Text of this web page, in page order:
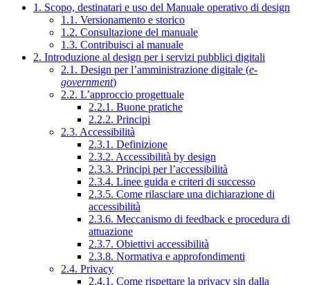
1. Scopo, destinatari e uso del Manuale operativo di design
1.1. Versionamento e storico
1.2. Consultazione del manuale
1.3. Contribuisci al manuale
2. Introduzione al design per i servizi pubblici digitali
2.1. Design per l’amministrazione digitale (e-
government)
2.2. L’approccio progettuale
2.2.1. Buone pratiche
2.2.2. Principi
2.3. Accessibilità
2.3.1. Definizione
2.3.2. Accessibilità by design
2.3.3. Principi per l’accessibilità
2.3.4. Linee guida e criteri di successo
2.3.5. Come rilasciare una dichiarazione di
accessibilità
2.3.6. Meccanismo di feedback e procedura di
attuazione
2.3.7. Obiettivi accessibilità
2.3.8. Normativa e approfondimenti
2.4. Privacy
2.4.1. Come rispettare la privacy sin dalla